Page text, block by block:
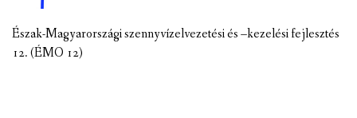
Észak-Magyarországi szennyvízelvezetési és –kezelési fejlesztés
12. (ÉMO 12)